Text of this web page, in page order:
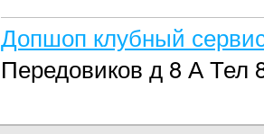
Допшоп клубный
Передовиков д 8 А Тел